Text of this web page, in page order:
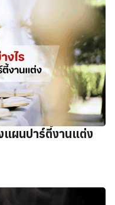
แผนปาร์ตี้งานแต่ง